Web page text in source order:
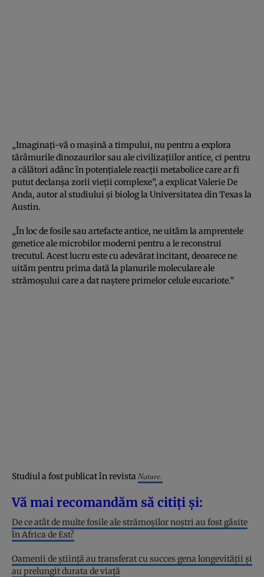
„Imaginați-vă o mașină a timpului, nu pentru a explora
tărâmurile dinozaurilor sau ale civilizațiilor antice, ci pentru
a călători adânc în potențialele reacții metabolice care ar fi
putut declanșa zorii vieții complexe”, a explicat Valerie De
Anda, autor al studiului și biolog la Universitatea din Texas la
Austin.
„În loc de fosile sau artefacte antice, ne uităm la amprentele
genetice ale microbilor moderni pentru a le reconstrui
trecutul. Acest lucru este cu adevărat incitant, deoarece ne
uităm pentru prima dată la planurile moleculare ale
strămoșului care a dat naștere primelor celule eucariote.”
Studiul a fost publicat în revista Nature.
Vă mai recomandăm să citiți și:
De ce atât de multe fosile ale strămoșilor noștri au fost găsite
în Africa de Est?
Oamenii de știință au transferat cu succes gena longevității și
au prelungit durata de viață